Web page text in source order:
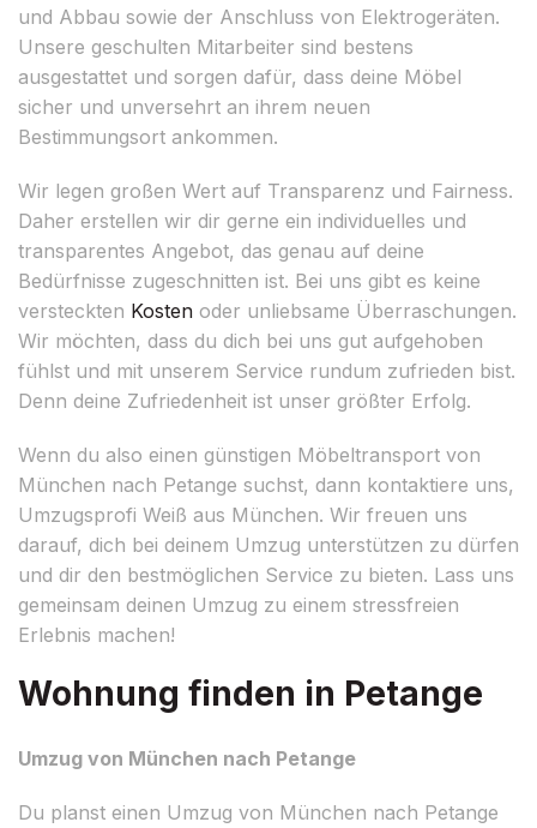
und Abbau sowie der Anschluss von Elektrogeräten.
Unsere geschulten Mitarbeiter sind bestens
ausgestattet und sorgen dafür, dass deine Möbel
sicher und unversehrt an ihrem neuen
Bestimmungsort ankommen.
Wir legen großen Wert auf Transparenz und Fairness.
Daher erstellen wir dir gerne ein individuelles und
transparentes Angebot, das genau auf deine
Bedürfnisse zugeschnitten ist. Bei uns gibt es keine
versteckten Kosten oder unliebsame Überraschungen.
Wir möchten, dass du dich bei uns gut aufgehoben
fühlst und mit unserem Service rundum zufrieden bist.
Denn deine Zufriedenheit ist unser größter Erfolg.
Wenn du also einen günstigen Möbeltransport von
München nach Petange suchst, dann kontaktiere uns,
Umzugsprofi Weiß aus München. Wir freuen uns
darauf, dich bei deinem Umzug unterstützen zu dürfen
und dir den bestmöglichen Service zu bieten. Lass uns
gemeinsam deinen Umzug zu einem stressfreien
Erlebnis machen!
Wohnung finden in Petange
Umzug von München nach Petange
Du planst einen Umzug von München nach Petange